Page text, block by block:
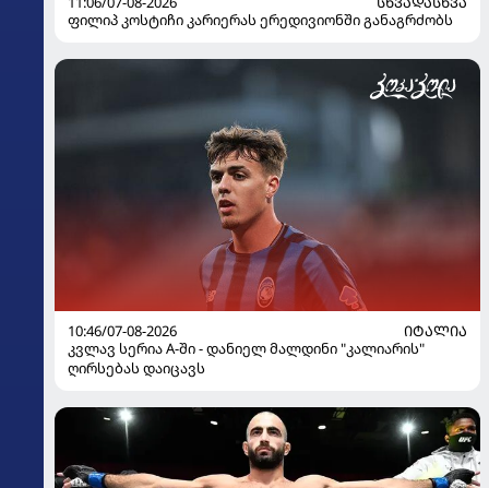
ფილიპ კოსტიჩი კარიერას ერედივიონში განაგრძობს
10:46/07-08-2026
ᲘᲢᲐᲚᲘᲐ
კვლავ სერია A-ში - დანიელ მალდინი "კალიარის"
ღირსებას დაიცავს